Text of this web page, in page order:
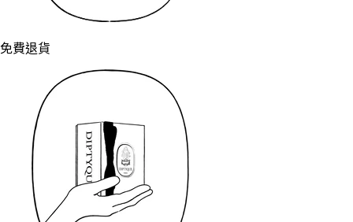
免費退貨